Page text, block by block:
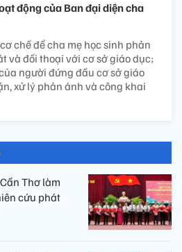
động của Ban đại diện cha
chế để cha mẹ học sinh phản
và đối thoại với cơ sở giáo dục;
người đứng đầu cơ sở giáo
xử lý phản ánh và công khai
Thơ làm
cứu phát